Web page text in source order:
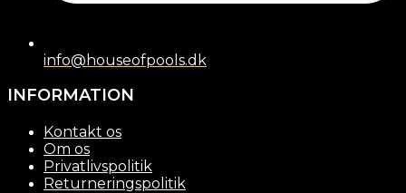
info@houseofpools.dk
INFORMATION
Kontakt os
Om os
Privatlivspolitik
Returneringspolitik